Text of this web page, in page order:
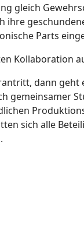
gleich
ihre
Parts
Kollaboration
dann geht
gemeinsamer
sich alle